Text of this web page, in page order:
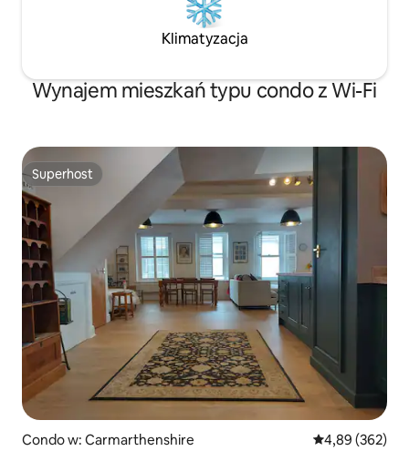
Klimatyzacja
Wynajem mieszkań typu condo z Wi-Fi
Superhost
Superhost
Condo w: Carmarthenshire Średnia
4,89 (362)